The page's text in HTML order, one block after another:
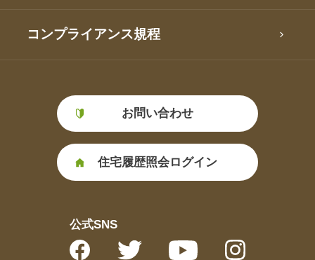
コンプライアンス規程
お問い合わせ
住宅履歴照会ログイン
公式SNS